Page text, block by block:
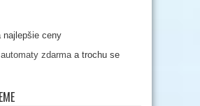
najlepšie ceny
automaty zdarma a trochu se